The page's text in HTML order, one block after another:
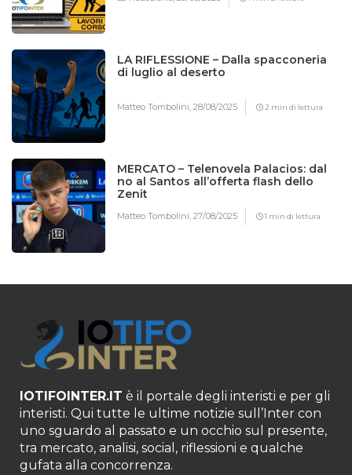
LA RIFLESSIONE – Dalla spacconeria
di luglio al deserto
Matteo Tombolini,28/08/2025 2 min di lettura
MERCATO – Telenovela Palacios: dal
no al Santos all’offerta flash dello
Zenit
Matteo Tombolini,27/08/2025 1 min di lettura
IOTIFOINTER.IT è il portale degli interisti e per gli
interisti. Qui tutte le ultime notizie sull’Inter con
uno sguardo al passato e un occhio sul presente,
tra mercato, analisi, social, riflessioni e qualche
gufata alla concorrenza.